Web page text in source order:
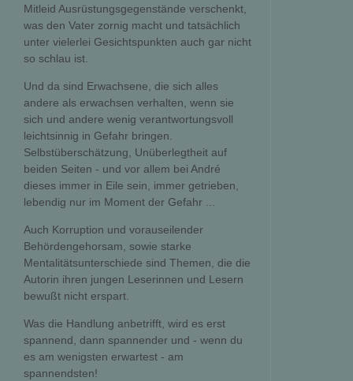
Mitleid Ausrüstungsgegenstände verschenkt,
was den Vater zornig macht und tatsächlich
unter vielerlei Gesichtspunkten auch gar nicht
so schlau ist.
Und da sind Erwachsene, die sich alles
andere als erwachsen verhalten, wenn sie
sich und andere wenig verantwortungsvoll
leichtsinnig in Gefahr bringen.
Selbstüberschätzung, Unüberlegtheit auf
beiden Seiten - und vor allem bei André
dieses immer in Eile sein, immer getrieben,
lebendig nur im Moment der Gefahr ...
Auch Korruption und vorauseilender
Behördengehorsam, sowie starke
Mentalitätsunterschiede sind Themen, die die
Autorin ihren jungen Leserinnen und Lesern
bewußt nicht erspart.
Was die Handlung anbetrifft, wird es erst
spannend, dann spannender und - wenn du
es am wenigsten erwartest - am
spannendsten!